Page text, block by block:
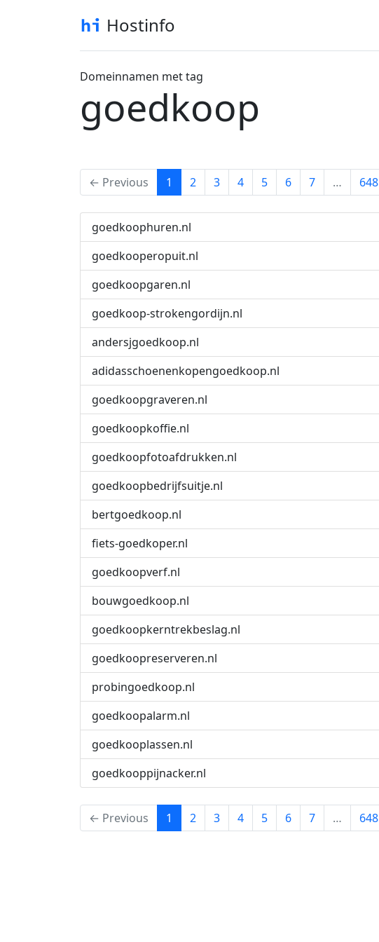
Hostinfo
Domeinnamen met tag
goedkoop
← Previous 1 (current)
2 3 4 5 6 7 … 648
goedkoophuren.nl
goedkooperopuit.nl
goedkoopgaren.nl
goedkoop-strokengordijn.nl
andersjgoedkoop.nl
adidasschoenenkopengoedkoop.nl
goedkoopgraveren.nl
goedkoopkoffie.nl
goedkoopfotoafdrukken.nl
goedkoopbedrijfsuitje.nl
bertgoedkoop.nl
fiets-goedkoper.nl
goedkoopverf.nl
bouwgoedkoop.nl
goedkoopkerntrekbeslag.nl
goedkoopreserveren.nl
probingoedkoop.nl
goedkoopalarm.nl
goedkooplassen.nl
goedkooppijnacker.nl
← Previous 1 (current)
2 3 4 5 6 7 … 648